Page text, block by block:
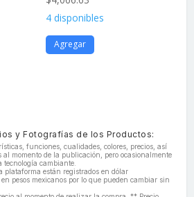
4 disponibles
Agregar
y Fotografías de los Productos:
funciones, cualidades, colores, precios, así
al momento de la publicación, pero ocasionalmente
tecnología cambiante.
plataforma están registrados en dólar
pesos mexicanos por lo que pueden cambiar sin